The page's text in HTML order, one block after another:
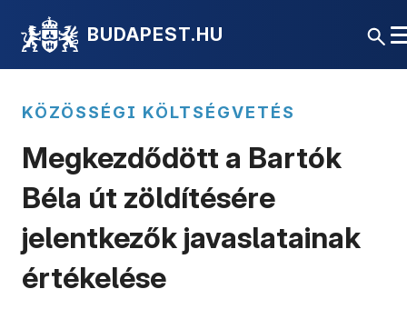
BUDAPEST.HU
KÖZÖSSÉGI KÖLTSÉGVETÉS
Megkezdődött a Bartók
Béla út zöldítésére
jelentkezők javaslatainak
értékelése